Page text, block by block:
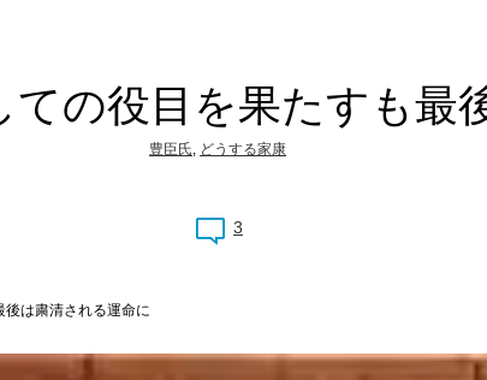
の役目を果たすも最
豊臣氏, どうする家康
3
は粛清される運命に